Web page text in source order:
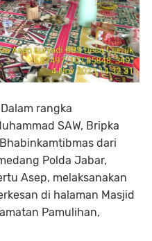
Dalam rangka
SAW, Bripka
dari
Polda Jabar,
Asep, melaksanakan
di halaman Masjid
Pamulihan,